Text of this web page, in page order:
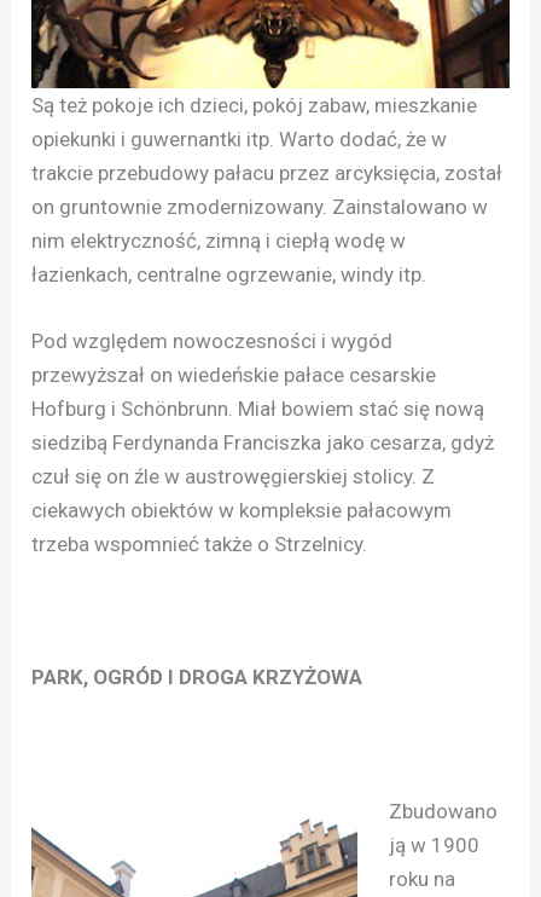
Są też pokoje ich dzieci, pokój zabaw, mieszkanie
opiekunki i guwernantki itp. Warto dodać, że w
trakcie przebudowy pałacu przez arcyksięcia, został
on gruntownie zmodernizowany. Zainstalowano w
nim elektryczność, zimną i ciepłą wodę w
łazienkach, centralne ogrzewanie, windy itp.
Pod względem nowoczesności i wygód
przewyższał on wiedeńskie pałace cesarskie
Hofburg i Schönbrunn. Miał bowiem stać się nową
siedzibą Ferdynanda Franciszka jako cesarza, gdyż
czuł się on źle w austrowęgierskiej stolicy. Z
ciekawych obiektów w kompleksie pałacowym
trzeba wspomnieć także o Strzelnicy.
PARK, OGRÓD I DROGA KRZYŻOWA
Zbudowano
ją w 1900
roku na